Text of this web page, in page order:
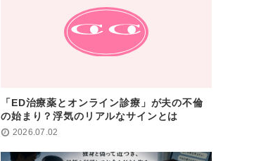
「ED治療薬とオンライン診療」が夫の不倫
の始まり？浮気のリアルなサインとは
2026.07.02